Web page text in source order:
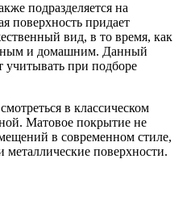
подразделяется на
поверхность придает
вид, в то время, как
и домашним. Данный
учитывать при подборе
в классическом
Матовое покрытие не
в современном стиле,
металлические поверхности.